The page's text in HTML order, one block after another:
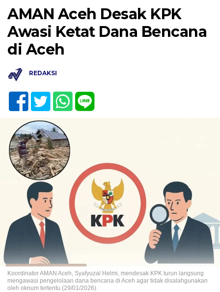
AMAN Aceh Desak KPK
Awasi Ketat Dana Bencana
di Aceh
REDAKSI
Koordinator AMAN Aceh, Syafyuzal Helmi, mendesak KPK turun langsung
mengawasi pengelolaan dana bencana di Aceh agar tidak disalahgunakan
oleh oknum tertentu.(29/01/2026).